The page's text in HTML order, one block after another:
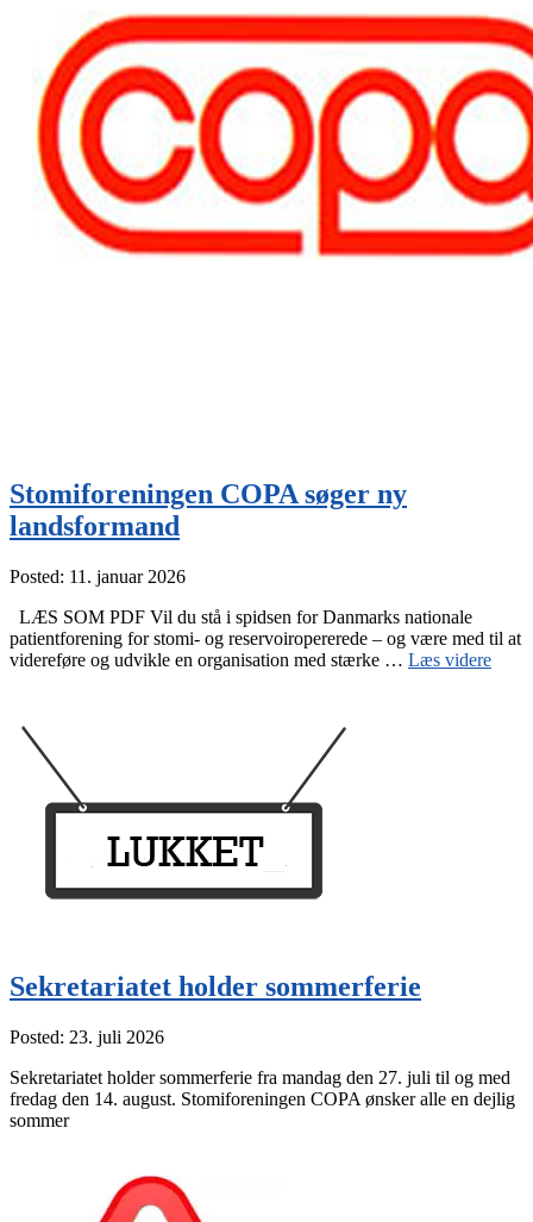
Stomiforeningen COPA søger ny
landsformand
Posted: 11. januar 2026
LÆS SOM PDF Vil du stå i spidsen for Danmarks nationale
patientforening for stomi- og reservoiropererede – og være med til at
videreføre og udvikle en organisation med stærke … Læs videre
Sekretariatet holder sommerferie
Posted: 23. juli 2026
Sekretariatet holder sommerferie fra mandag den 27. juli til og med
fredag den 14. august. Stomiforeningen COPA ønsker alle en dejlig
sommer